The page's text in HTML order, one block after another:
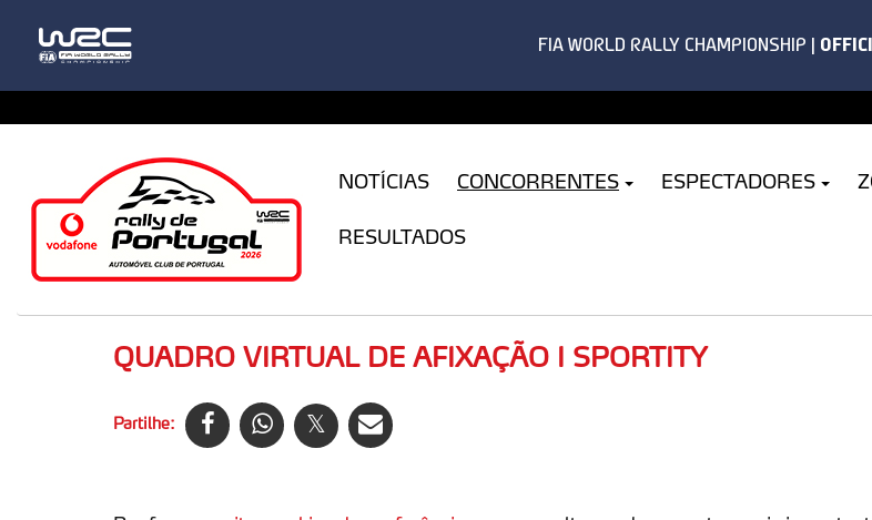
NOTÍCIAS CONCORRENTES ESPECTADORES
RESULTADOS
QUADRO VIRTUAL DE AFIXAÇÃO I SPORTITY
Partilhe: